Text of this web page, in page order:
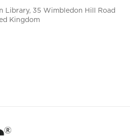
Library, 35 Wimbledon Hill Road
Kingdom